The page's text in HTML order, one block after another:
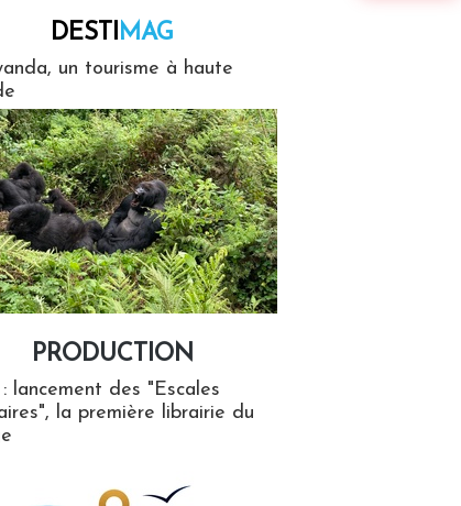
DESTIMAG
un tourisme à haute
PRODUCTION
lancement des "Escales
la première librairie du